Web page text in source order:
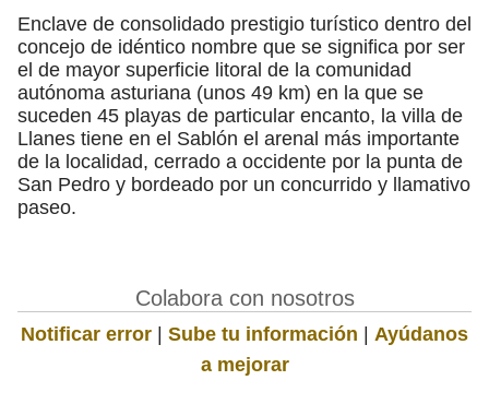
Enclave de consolidado prestigio turístico dentro del
concejo de idéntico nombre que se significa por ser
el de mayor superficie litoral de la comunidad
autónoma asturiana (unos 49 km) en la que se
suceden 45 playas de particular encanto, la villa de
Llanes tiene en el Sablón el arenal más importante
de la localidad, cerrado a occidente por la punta de
San Pedro y bordeado por un concurrido y llamativo
paseo.
Colabora con nosotros
Notificar error | Sube tu información | Ayúdanos
a mejorar